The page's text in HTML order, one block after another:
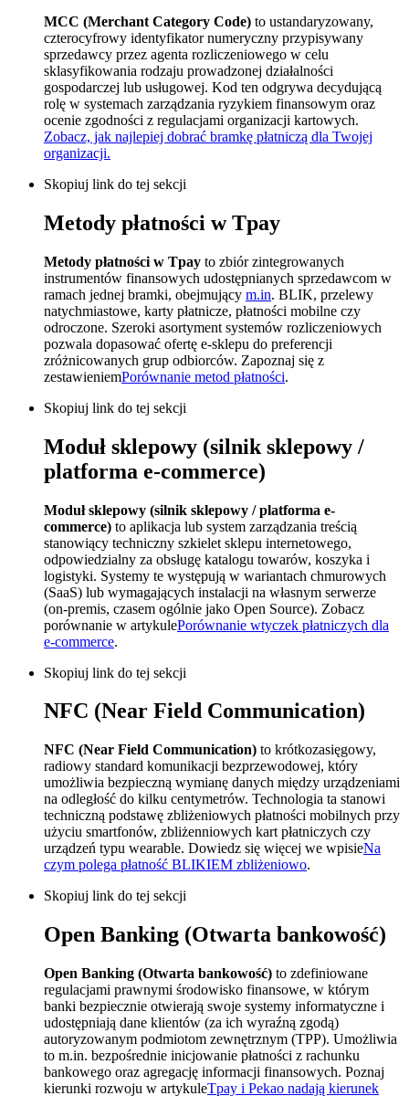
MCC (Merchant Category Code) to ustandaryzowany,
czterocyfrowy identyfikator numeryczny przypisywany
sprzedawcy przez agenta rozliczeniowego w celu
sklasyfikowania rodzaju prowadzonej działalności
gospodarczej lub usługowej. Kod ten odgrywa decydującą
rolę w systemach zarządzania ryzykiem finansowym oraz
ocenie zgodności z regulacjami organizacji kartowych.
Zobacz, jak najlepiej dobrać bramkę płatniczą dla Twojej
organizacji.
Skopiuj link do tej sekcji
Metody płatności w Tpay
Metody płatności w Tpay to zbiór zintegrowanych
instrumentów finansowych udostępnianych sprzedawcom w
ramach jednej bramki, obejmujący m.in. BLIK, przelewy
natychmiastowe, karty płatnicze, płatności mobilne czy
odroczone. Szeroki asortyment systemów rozliczeniowych
pozwala dopasować ofertę e-sklepu do preferencji
zróżnicowanych grup odbiorców. Zapoznaj się z
zestawieniemPorównanie metod płatności.
Skopiuj link do tej sekcji
Moduł sklepowy (silnik sklepowy /
platforma e-commerce)
Moduł sklepowy (silnik sklepowy / platforma e-
commerce) to aplikacja lub system zarządzania treścią
stanowiący techniczny szkielet sklepu internetowego,
odpowiedzialny za obsługę katalogu towarów, koszyka i
logistyki. Systemy te występują w wariantach chmurowych
(SaaS) lub wymagających instalacji na własnym serwerze
(on-premis, czasem ogólnie jako Open Source). Zobacz
porównanie w artykulePorównanie wtyczek płatniczych dla
e-commerce.
Skopiuj link do tej sekcji
NFC (Near Field Communication)
NFC (Near Field Communication) to krótkozasięgowy,
radiowy standard komunikacji bezprzewodowej, który
umożliwia bezpieczną wymianę danych między urządzeniami
na odległość do kilku centymetrów. Technologia ta stanowi
techniczną podstawę zbliżeniowych płatności mobilnych przy
użyciu smartfonów, zbliżenniowych kart płatniczych czy
urządzeń typu wearable. Dowiedz się więcej we wpisieNa
czym polega płatność BLIKIEM zbliżeniowo.
Skopiuj link do tej sekcji
Open Banking (Otwarta bankowość)
Open Banking (Otwarta bankowość) to zdefiniowane
regulacjami prawnymi środowisko finansowe, w którym
banki bezpiecznie otwierają swoje systemy informatyczne i
udostępniają dane klientów (za ich wyraźną zgodą)
autoryzowanym podmiotom zewnętrznym (TPP). Umożliwia
to m.in. bezpośrednie inicjowanie płatności z rachunku
bankowego oraz agregację informacji finansowych. Poznaj
kierunki rozwoju w artykuleTpay i Pekao nadają kierunek